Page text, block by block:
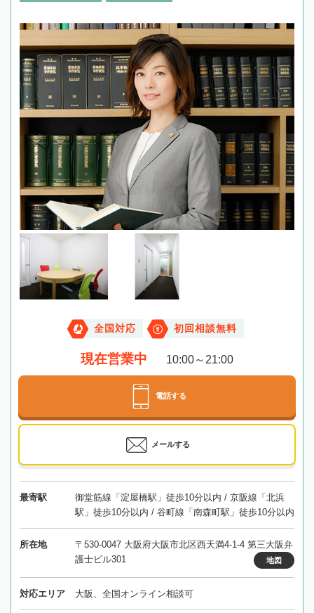
全国対応 初回相談無料
現在営業中 10:00～21:00
電話する
メールする
最寄駅
御堂筋線「淀屋橋駅」徒歩10分以内 / 京阪線「北浜
駅」徒歩10分以内 / 谷町線「南森町駅」徒歩10分以内
所在地
〒530-0047 大阪府大阪市北区西天満4-1-4 第三大阪弁
護士ビル301
地図
対応エリア 大阪、全国オンライン相談可